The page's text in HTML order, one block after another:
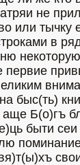
не
или тычку
в
первие
быс(ть)
Б(о)гъ
быти